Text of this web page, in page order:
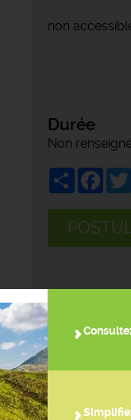
non
Durée
Non
Share